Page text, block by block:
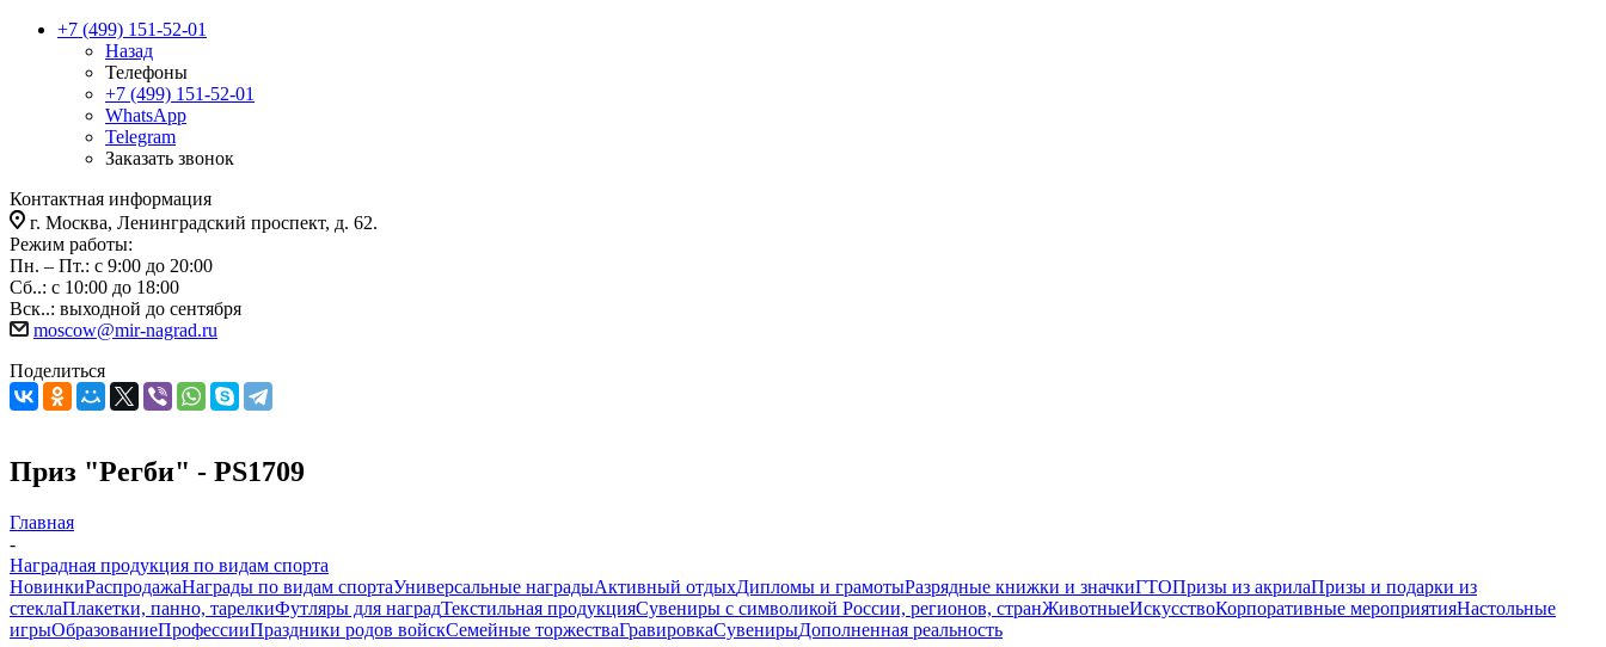
+7 (499) 151-52-01
Назад
Телефоны
+7 (499) 151-52-01
WhatsApp
Telegram
Заказать звонок
Контактная информация
г. Москва, Ленинградский проспект, д. 62.
Режим работы:
Пн. – Пт.: с 9:00 до 20:00
Сб..: с 10:00 до 18:00
Вск..: выходной до сентября
moscow@mir-nagrad.ru
Поделиться
Приз "Регби" - PS1709
Главная
-
Наградная продукция по видам спорта
НовинкиРаспродажаНаграды по видам спортаУниверсальные наградыАктивный отдыхДипломы и грамотыРазрядные книжки и значкиГТОПризы из акрилаПризы и подарки из
стеклаПлакетки, панно, тарелкиФутляры для наградТекстильная продукцияСувениры с символикой России, регионов, странЖивотныеИскусствоКорпоративные мероприятияНастольные
игрыОбразованиеПрофессииПраздники родов войскСемейные торжестваГравировкаСувенирыДополненная реальность